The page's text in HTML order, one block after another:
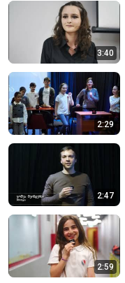
3:40
2:29
2:47
2:59